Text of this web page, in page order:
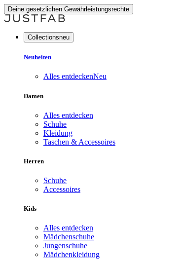
Deine gesetzlichen Gewährleistungsrechte
Collectionsneu
Neuheiten
Alles entdeckenNeu
Damen
Alles entdecken
Schuhe
Kleidung
Taschen & Accessoires
Herren
Schuhe
Accessoires
Kids
Alles entdecken
Mädchenschuhe
Jungenschuhe
Mädchenkleidung